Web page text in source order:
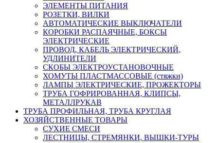
ЭЛЕМЕНТЫ ПИТАНИЯ
РОЗЕТКИ, ВИЛКИ
АВТОМАТИЧЕСКИЕ ВЫКЛЮЧАТЕЛИ
КОРОБКИ РАСПАЯЧНЫЕ, БОКСЫ
ЭЛЕКТРИЧЕСКИЕ
ПРОВОД, КАБЕЛЬ ЭЛЕКТРИЧЕСКИЙ,
УДЛИНИТЕЛИ
СКОБЫ ЭЛЕКТРОУСТАНОВОЧНЫЕ
ХОМУТЫ ПЛАСТМАССОВЫЕ (стяжки)
ЛАМПЫ ЭЛЕКТРИЧЕСКИЕ, ПРОЖЕКТОРЫ
ТРУБА ГОФРИРОВАННАЯ, КЛИПСЫ,
МЕТАЛЛРУКАВ
ТРУБА ПРОФИЛЬНАЯ, ТРУБА КРУГЛАЯ
ХОЗЯЙСТВЕННЫЕ ТОВАРЫ
СУХИЕ СМЕСИ
ЛЕСТНИЦЫ, СТРЕМЯНКИ, ВЫШКИ-ТУРЫ